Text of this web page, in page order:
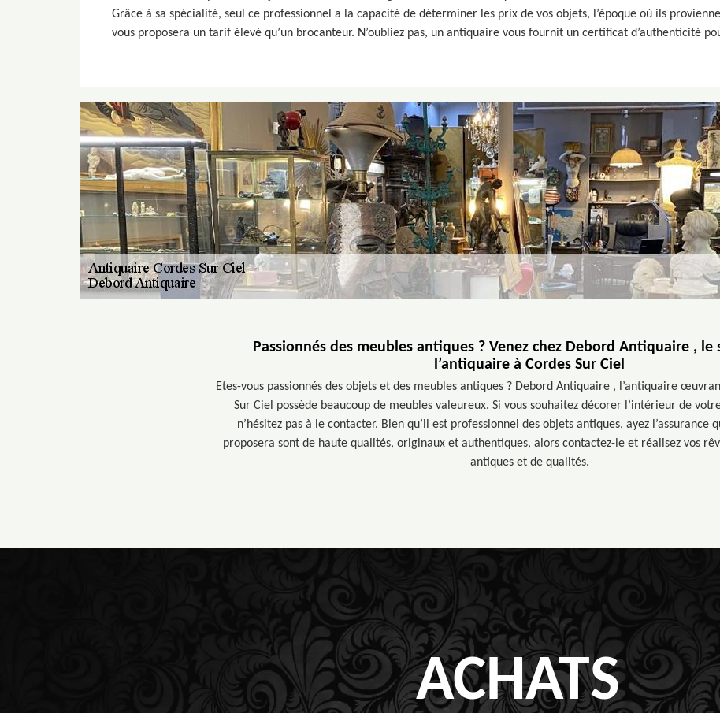
Grâce à sa spécialité, seul ce professionnel a la capacité de déterminer les prix de vos objets, l’époque où ils
vous proposera un tarif élevé qu’un brocanteur. N’oubliez pas, un antiquaire vous fournit un certificat d’authenticité
Passionnés des meubles antiques ? Venez chez Debord Antiquaire , le
l’antiquaire à Cordes Sur Ciel
Etes-vous passionnés des objets et des meubles antiques ? Debord Antiquaire , l’antiquaire
Sur Ciel possède beaucoup de meubles valeureux. Si vous souhaitez décorer l’intérieur de
n’hésitez pas à le contacter. Bien qu’il est professionnel des objets antiques, ayez l’assurance
proposera sont de haute qualités, originaux et authentiques, alors contactez-le et réalisez vos
antiques et de qualités.
ACHATS